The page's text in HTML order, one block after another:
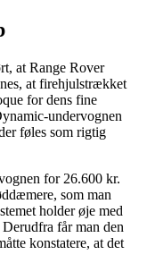
at Range Rover
at firehjulstrækket
for dens fine
undervognen
føles som rigtig
for 26.600 kr.
som man
holder øje med
får man den
konstatere, at det